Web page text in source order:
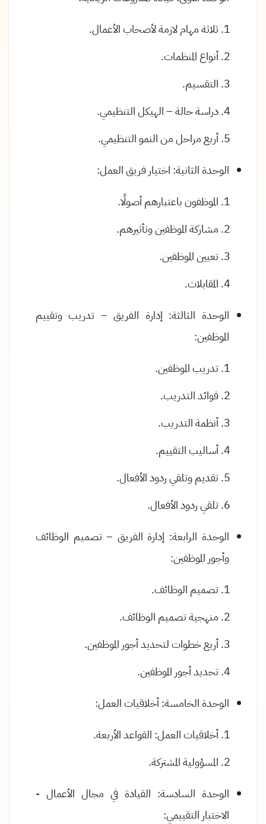
ثلاثة مهام لازمة لأصحاب الأعمال.
أنواع المنظمات.
التقسيم.
دراسة حالة – الهيكل التنظيمي.
أربع مراحل من النمو التنظيمي.
الوحدة الثانية: اختيار فريق العمل:
الموظفون باعتبارهم أصولًا.
مشاركة الموظفين وتأثيرهم.
تعيين الموظفين.
المقابلات.
الوحدة الثالثة: إدارة الفريق – تدريب وتقييم
الموظفين:
تدريب الموظفين.
فوائد التدريب.
أنظمة التدريب.
أساليب التقييم.
تقديم وتلقي ردود الأفعال.
تلقي ردود الأفعال.
الوحدة الرابعة: إدارة الفريق – تصميم الوظائف
وأجور الموظفين:
تصميم الوظائف.
منهجية تصميم الوظائف.
أربع خطوات لتحديد أجور الموظفين.
تحديد أجور الموظفين.
الوحدة الخامسة: أخلاقيات العمل:
أخلاقيات العمل: القواعد الأربعة.
المسؤولية المشتركة.
الوحدة السادسة: القيادة في مجال الأعمال -
الاختبار التقييمي: